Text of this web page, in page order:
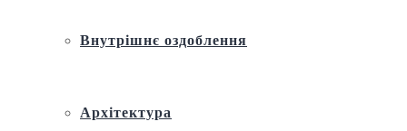
Внутрішнє оздоблення
Архітектура